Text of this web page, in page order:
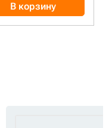
В корзину